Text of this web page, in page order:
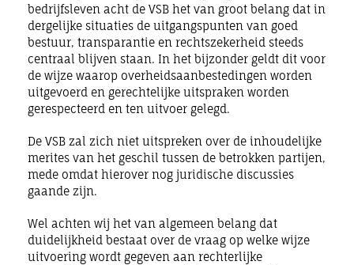
bedrijfsleven acht de VSB het van groot belang dat in
dergelijke situaties de uitgangspunten van goed
bestuur, transparantie en rechtszekerheid steeds
centraal blijven staan. In het bijzonder geldt dit voor
de wijze waarop overheidsaanbestedingen worden
uitgevoerd en gerechtelijke uitspraken worden
gerespecteerd en ten uitvoer gelegd.
De VSB zal zich niet uitspreken over de inhoudelijke
merites van het geschil tussen de betrokken partijen,
mede omdat hierover nog juridische discussies
gaande zijn.
Wel achten wij het van algemeen belang dat
duidelijkheid bestaat over de vraag op welke wijze
uitvoering wordt gegeven aan rechterlijke